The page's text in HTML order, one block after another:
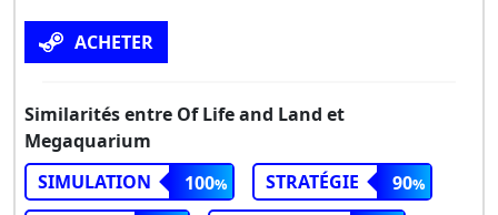
ACHETER
Similarités entre Of Life and Land et
Megaquarium
SIMULATION
100 STRATÉGIE
90